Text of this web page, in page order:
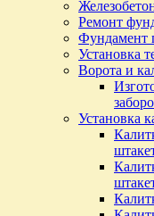
Ремонт
Фундамент
Установка
Ворота и
Установка